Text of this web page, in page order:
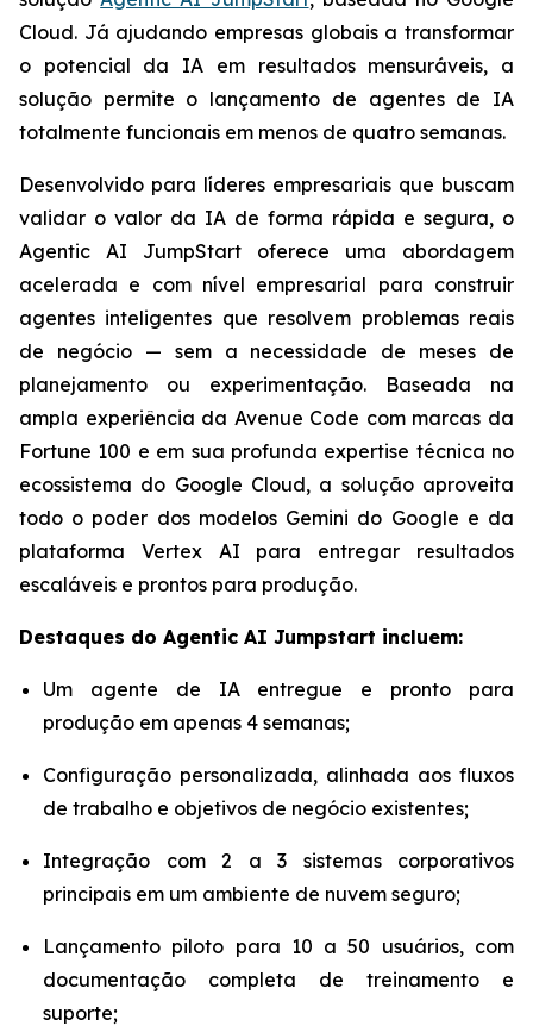
Cloud. Já ajudando empresas globais a transformar
o potencial da IA em resultados mensuráveis, a
solução permite o lançamento de agentes de IA
totalmente funcionais em menos de quatro semanas.
Desenvolvido para líderes empresariais que buscam
validar o valor da IA de forma rápida e segura, o
Agentic AI JumpStart oferece uma abordagem
acelerada e com nível empresarial para construir
agentes inteligentes que resolvem problemas reais
de negócio — sem a necessidade de meses de
planejamento ou experimentação. Baseada na
ampla experiência da Avenue Code com marcas da
Fortune 100 e em sua profunda expertise técnica no
ecossistema do Google Cloud, a solução aproveita
todo o poder dos modelos Gemini do Google e da
plataforma Vertex AI para entregar resultados
escaláveis e prontos para produção.
Destaques do Agentic AI Jumpstart incluem:
Um agente de IA entregue e pronto para
produção em apenas 4 semanas;
Configuração personalizada, alinhada aos fluxos
de trabalho e objetivos de negócio existentes;
Integração com 2 a 3 sistemas corporativos
principais em um ambiente de nuvem seguro;
Lançamento piloto para 10 a 50 usuários, com
documentação completa de treinamento e
suporte;